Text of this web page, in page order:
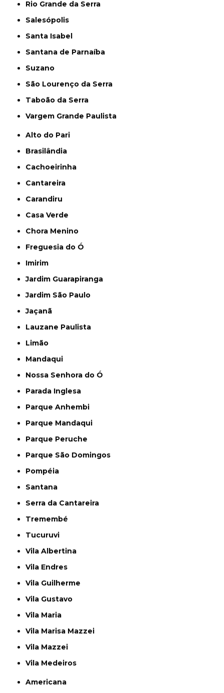
Rio Grande da Serra
Salesópolis
Santa Isabel
Santana de Parnaíba
Suzano
São Lourenço da Serra
Taboão da Serra
Vargem Grande Paulista
Alto do Pari
Brasilândia
Cachoeirinha
Cantareira
Carandiru
Casa Verde
Chora Menino
Freguesia do Ó
Imirim
Jardim Guarapiranga
Jardim São Paulo
Jaçanã
Lauzane Paulista
Limão
Mandaqui
Nossa Senhora do Ó
Parada Inglesa
Parque Anhembi
Parque Mandaqui
Parque Peruche
Parque São Domingos
Pompéia
Santana
Serra da Cantareira
Tremembé
Tucuruvi
Vila Albertina
Vila Endres
Vila Guilherme
Vila Gustavo
Vila Maria
Vila Marisa Mazzei
Vila Mazzei
Vila Medeiros
Americana